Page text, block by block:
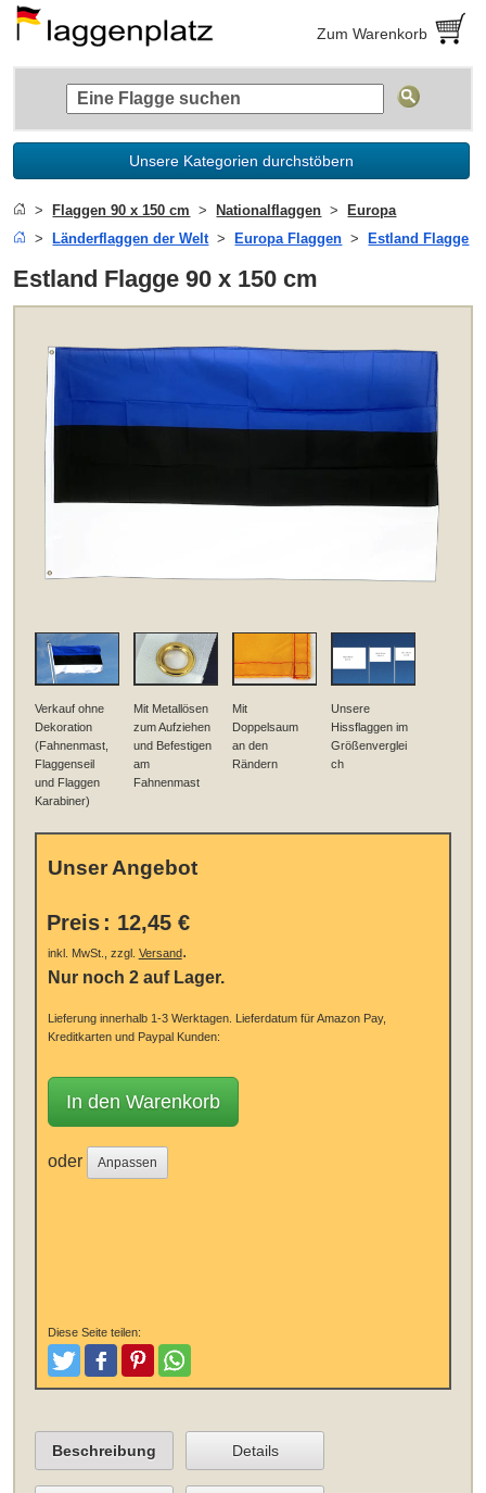
Zum Warenkorb
Unsere Kategorien durchstöbern
Flaggen 90 x 150 cm Nationalflaggen
Europa
Länderflaggen der Welt
Europa Flaggen Estland Flagge
Estland Flagge 90 x 150 cm
Verkauf ohne
Dekoration
(Fahnenmast,
Flaggenseil
und Flaggen
Karabiner)
Mit Metallösen
zum Aufziehen
und Befestigen
am
Fahnenmast
Mit
Doppelsaum
an den
Rändern
Unsere
Hissflaggen im
Größenverglei
ch
Unser Angebot
Preis : 12,45 €
inkl. MwSt., zzgl. Versand.
Nur noch 2 auf Lager.
Lieferung innerhalb 1-3 Werktagen. Lieferdatum für Amazon Pay,
Kreditkarten und Paypal Kunden:
In den Warenkorb
oder Anpassen
Diese Seite teilen:
TweetenPostenPinterestTeilen
Beschreibung Details